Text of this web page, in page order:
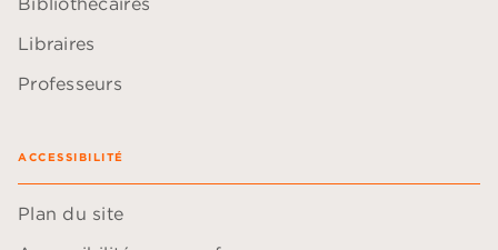
Libraires
Professeurs
ACCESSIBILITÉ
Plan du site